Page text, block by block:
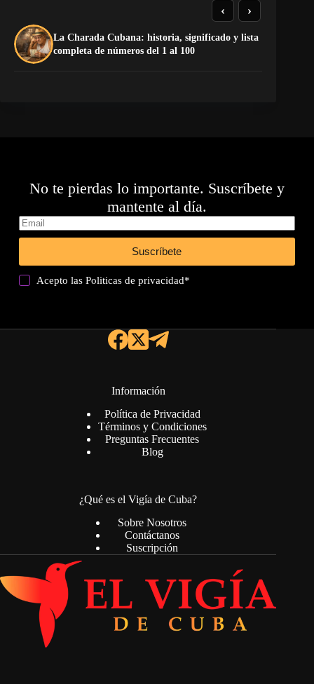
La Charada Cubana: historia, significado y lista
completa de números del 1 al 100
‹ ›
No te pierdas lo importante. Suscríbete y
mantente al día.
Suscríbete
Acepto lasPoliticas de privacidad*
Información
Política de Privacidad
Términos y Condiciones
Preguntas Frecuentes
Blog
¿Qué es el Vigía de Cuba?
Sobre Nosotros
Contáctanos
Suscripción